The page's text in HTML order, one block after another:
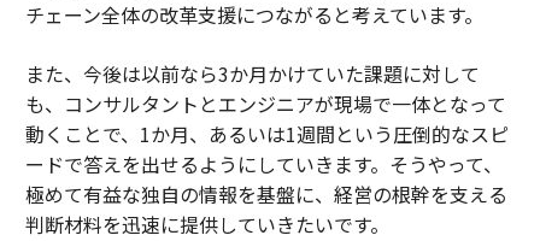
チェーン全体の改革支援につながると考えています。
また、今後は以前なら3か月かけていた課題に対して
も、コンサルタントとエンジニアが現場で一体となって
動くことで、1か月、あるいは1週間という圧倒的なスピ
ードで答えを出せるようにしていきます。そうやって、
極めて有益な独自の情報を基盤に、経営の根幹を支える
判断材料を迅速に提供していきたいです。